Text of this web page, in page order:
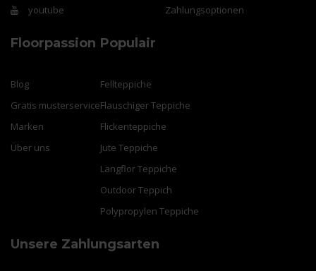
youtube
Zahlungsoptionen
Floorpassion
Blog
Gratis musterservice
Marken
Über uns
Populair
Fellteppiche
Flauschiger Teppiche
Flickenteppiche
Jute Teppiche
Langflor Teppiche
Outdoor Teppich
Polypropylen Teppiche
Unsere Zahlungsarten